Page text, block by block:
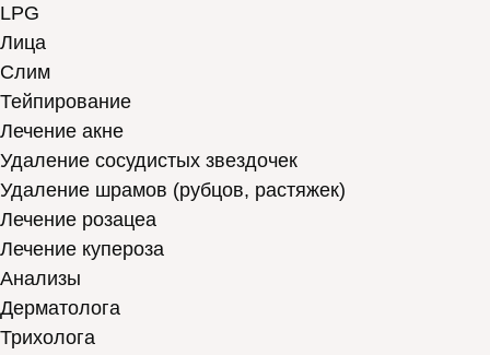
LPG
Лица
Слим
Тейпирование
Лечение акне
Удаление сосудистых звездочек
Удаление шрамов (рубцов, растяжек)
Лечение розацеа
Лечение купероза
Анализы
Дерматолога
Трихолога